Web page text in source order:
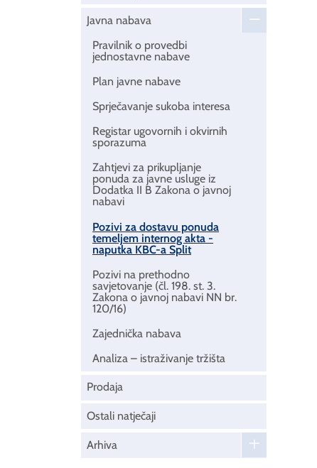
Javna nabava
Pravilnik o provedbi
jednostavne nabave
Plan javne nabave
Sprječavanje sukoba interesa
Registar ugovornih i okvirnih
sporazuma
Zahtjevi za prikupljanje
ponuda za javne usluge iz
Dodatka II B Zakona o javnoj
nabavi
Pozivi za dostavu ponuda
temeljem internog akta -
naputka KBC-a Split
Pozivi na prethodno
savjetovanje (čl. 198. st. 3.
Zakona o javnoj nabavi NN br.
120/16)
Zajednička nabava
Analiza – istraživanje tržišta
Prodaja
Ostali natječaji
Arhiva